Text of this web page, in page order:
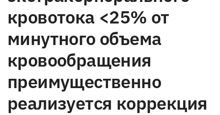
кровотока <25% от
минутного объема
кровообращения
преимущественно
реализуется коррекция